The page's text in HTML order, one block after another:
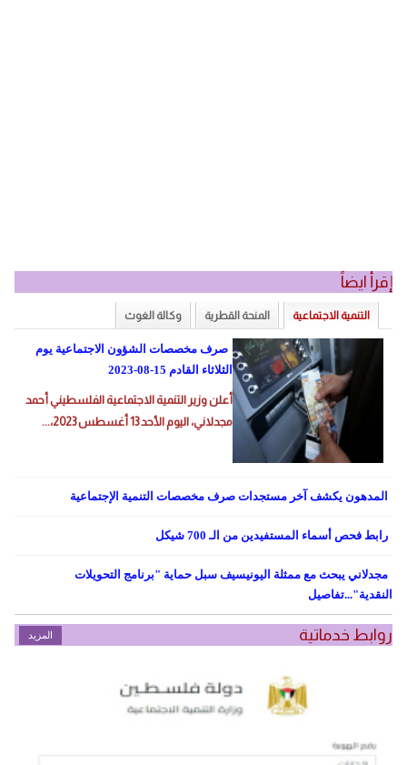
إقرأ ايضاً
التنمية الاجتماعية المنحة القطرية وكالة الغوث
صرف مخصصات الشؤون الاجتماعية يوم
الثلاثاء القادم 15-08-2023
أعلن وزير التنمية الاجتماعية الفلسطيني أحمد
مجدلاني، اليوم الأحد 13 أغسطس 2023،...
المدهون يكشف آخر مستجدات صرف مخصصات التنمية الإجتماعية
رابط فحص أسماء المستفيدين من الـ 700 شيكل
مجدلاني يبحث مع ممثلة اليونيسيف سبل حماية "برنامج التحويلات
النقدية"...تفاصيل
روابط خدماتية المزيد